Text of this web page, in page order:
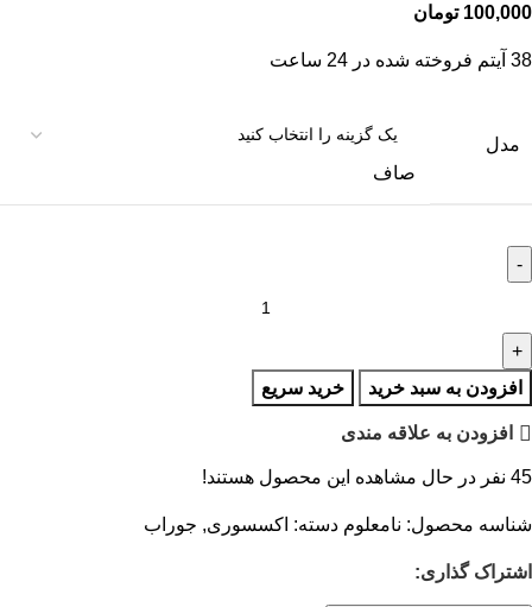
100,000 تومان
38 آیتم فروخته شده در 24 ساعت
مدل
صاف
افزودن به سبد خرید خرید سریع
افزودن به علاقه مندی
45 نفر در حال مشاهده این محصول هستند!
شناسه محصول: نامعلوم دسته: اکسسوری, جوراب
اشتراک گذاری: